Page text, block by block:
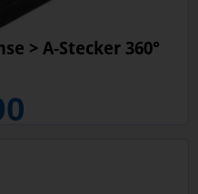
> A-Stecker 360°